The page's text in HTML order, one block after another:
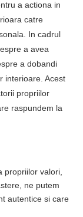
a actiona in
catre
In cadrul
a avea
a dobandi
interioare. Acest
propriilor
raspundem la
propriilor valori,
ne putem
autentice si care